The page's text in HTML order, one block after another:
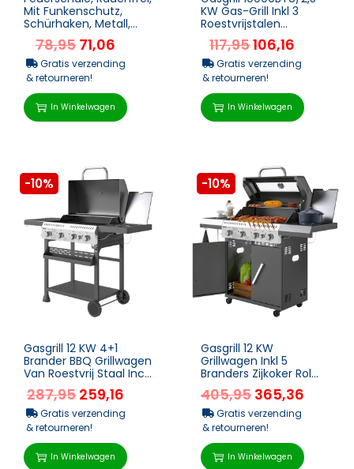
Mit Funkenschutz,
Schürhaken, Metall,
Ø38×27 Cm,
Dunkelgrau
78,95 71,06
Gratis verzending
& retourneren!
In Winkelwagen
KW Gas-Grill Inkl 3
Roestvrijstalen
Branders
Drukreductieventiel,
Gasslang, BB...
117,95106,16
Gratis verzending
& retourneren!
In Winkelwagen
-10%
Gasgrill 12 KW 4+1
Brander BBQ Grillwagen
Van Roestvrij Staal Incl
Zijbrander
Thermometer
Grillroost...
287,95 259,16
Gratis verzending
& retourneren!
In Winkelwagen
-10%
Gasgrill 12 KW
Grillwagen Inkl 5
Branders Zijkoker Rol
Drukminderer Deksel
Gasslang 2
Verwarmingszon...
405,95 365,36
Gratis verzending
& retourneren!
In Winkelwagen